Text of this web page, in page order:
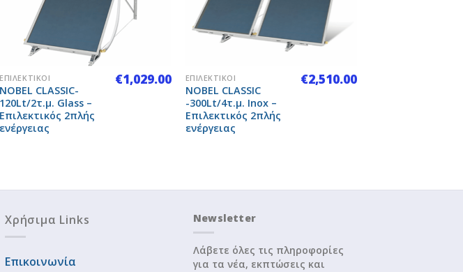
ΕΠΙΛΕΚΤΙΚΟΊ
NOBEL CLASSIC-
120Lt/2τ.μ. Glass –
Επιλεκτικός 2πλής
ενέργειας
€1,029.00 ΕΠΙΛΕΚΤΙΚΟΊ
NOBEL CLASSIC
-300Lt/4τ.μ. Inox –
Επιλεκτικός 2πλής
ενέργειας
€2,510.00
Χρήσιμα Links
Επικοινωνία
Newsletter
Λάβετε όλες τις πληροφορίες
για τα νέα, εκπτώσεις και